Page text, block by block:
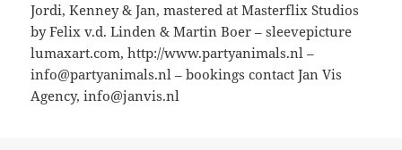
Jordi, Kenney & Jan, mastered at Masterflix Studios
by Felix v.d. Linden & Martin Boer – sleevepicture
lumaxart.com, http://www.partyanimals.nl –
info@partyanimals.nl – bookings contact Jan Vis
Agency, info@janvis.nl